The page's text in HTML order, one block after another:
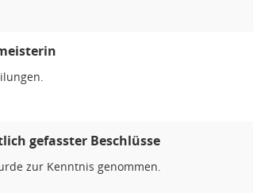
gefasster Beschlüsse
zur Kenntnis genommen.